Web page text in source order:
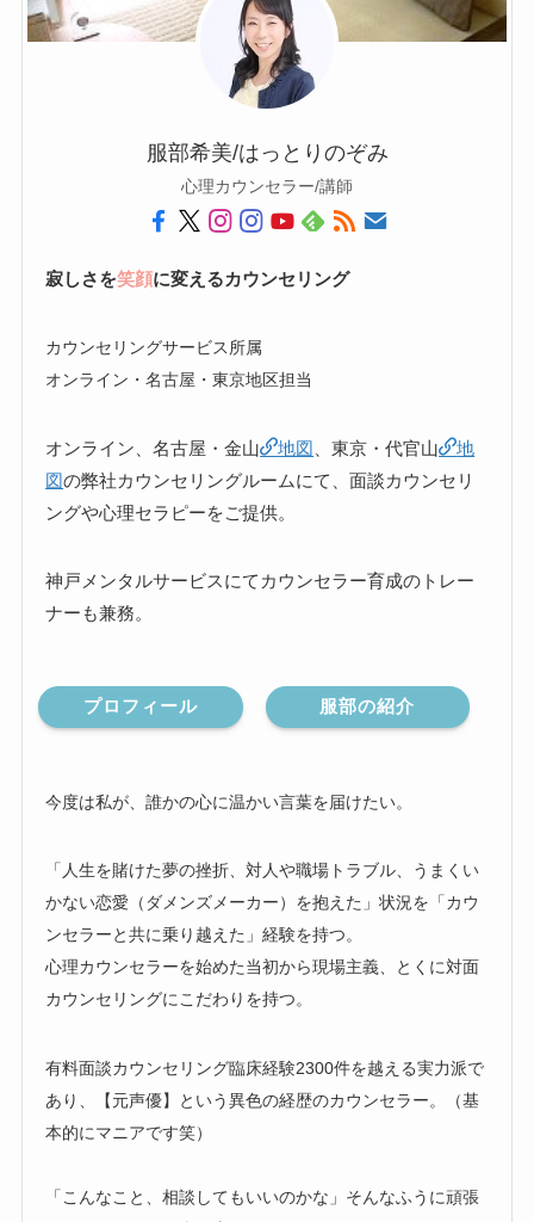
服部希美/はっとりのぞみ
心理カウンセラー/講師
寂しさを笑顔に変えるカウンセリング
カウンセリングサービス所属
オンライン・名古屋・東京地区担当
オンライン、名古屋・金山 地図 、東京・代官山
地
図の弊社カウンセリングルームにて、面談カウンセリ
ングや心理セラピーをご提供。
神戸メンタルサービスにてカウンセラー育成のトレー
ナーも兼務。
プロフィール 服部の紹介
今度は私が、誰かの心に温かい言葉を届けたい。
「人生を賭けた夢の挫折、対人や職場トラブル、うまくい
かない恋愛（ダメンズメーカー）を抱えた」状況を「カウ
ンセラーと共に乗り越えた」経験を持つ。
心理カウンセラーを始めた当初から現場主義、とくに対面
カウンセリングにこだわりを持つ。
有料面談カウンセリング臨床経験2300件を越える実力派で
あり、【元声優】という異色の経歴のカウンセラー。（基
本的にマニアです笑）
「こんなこと、相談してもいいのかな」そんなふうに頑張